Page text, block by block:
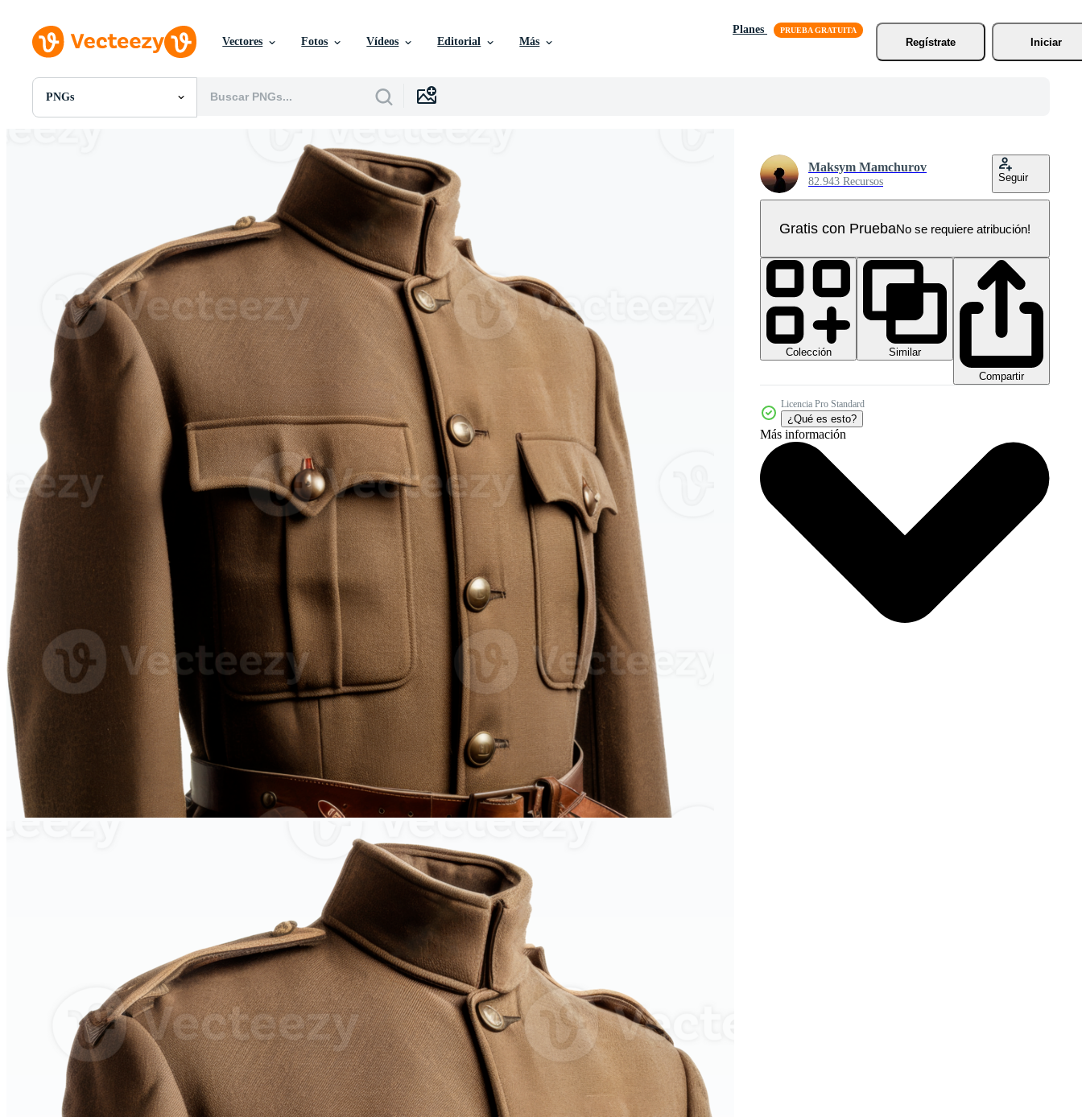
Vectores Fotos Vídeos Editorial Más
Planes
Regístrate
Iniciar
PNGs
Todas Imágenes
Gráficos en Movimiento
Imágenes Editoriales
Eventos Editoriales
Maksym Mamchurov
82.943 Recursos Seguir
Gratis con PruebaNo se requiere atribución!
Colección
Similar
Compartir
Licencia Pro Standard
¿Qué es esto?
Más información